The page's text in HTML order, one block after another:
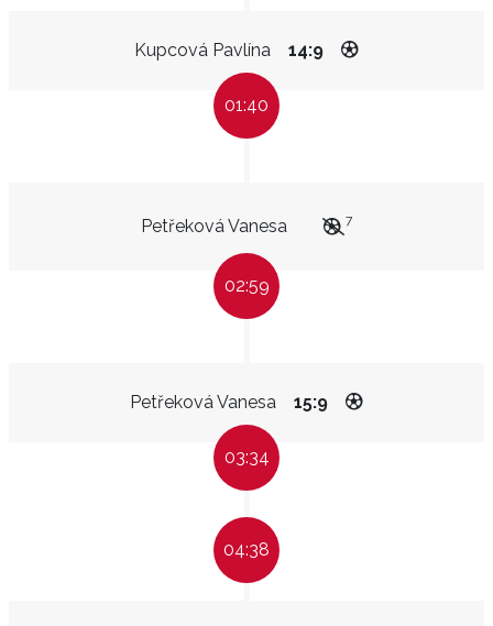
Kupcová Pavlína 14:9
01:40
Petřeková Vanesa 7
02:59
Petřeková Vanesa 15:9
03:34
04:38